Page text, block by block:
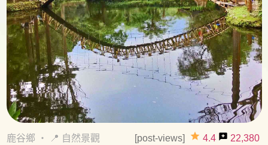
鹿谷鄉 ・ 📍 自然景觀 [post-views] grade 4.4 reviews 22,380